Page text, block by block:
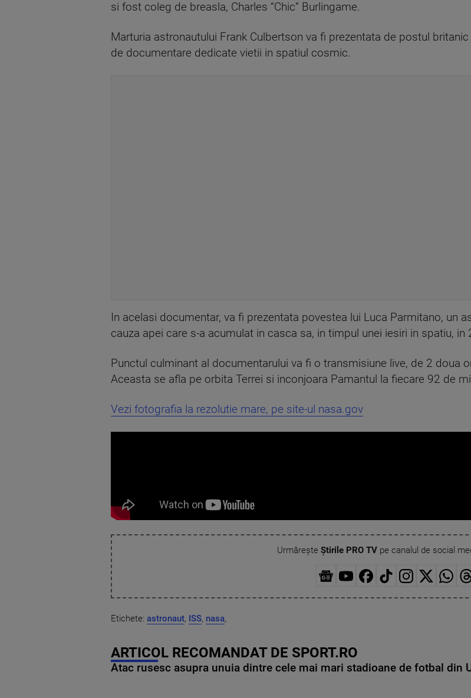
si fost coleg de breasla, Charles “Chic” Burlingame.
Marturia astronautului Frank Culbertson va fi prezentata de postul
de documentare dedicate vietii in spatiul cosmic.
In acelasi documentar, va fi prezentata povestea lui Luca Parmitano, un
cauza apei care s-a acumulat in casca sa, in timpul unei iesiri in spatiu, in
Punctul culminant al documentarului va fi o transmisiune live, de 2 doua
Aceasta se afla pe orbita Terrei si inconjoara Pamantul la fiecare 92 de
Vezi fotografia la rezolutie mare, pe site-ul nasa.gov
Urmărește Știrile PRO TVpe canalul de social
Etichete: astronaut, ISS, nasa,
ARTICOL RECOMANDAT DE SPORT.RO
Atac rusesc asupra unuia dintre cele mai mari stadioane de fotbal din